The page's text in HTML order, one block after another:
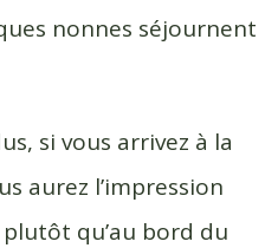
nonnes séjournent
si vous arrivez à la
aurez l’impression
qu’au bord du